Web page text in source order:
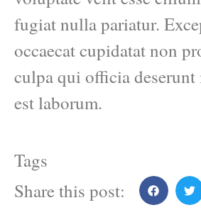
fugiat nulla pariatur.
occaecat cupidatat non
culpa qui officia
est laborum.
Tags
Share this post: